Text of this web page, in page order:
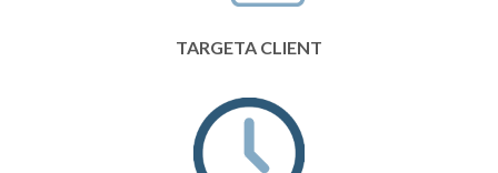
TARGETA CLIENT